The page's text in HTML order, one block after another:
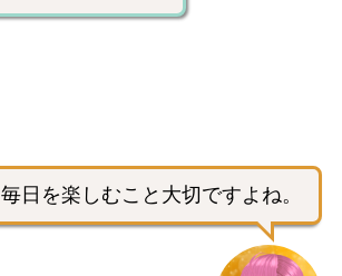
毎日を楽しむこと大切ですよね。